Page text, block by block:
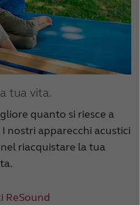
tua vita.
quanto si riesce a
nostri apparecchi acustici
riacquistare la tua
ReSound